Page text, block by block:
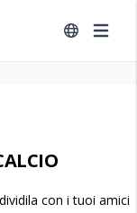
con i tuoi amici